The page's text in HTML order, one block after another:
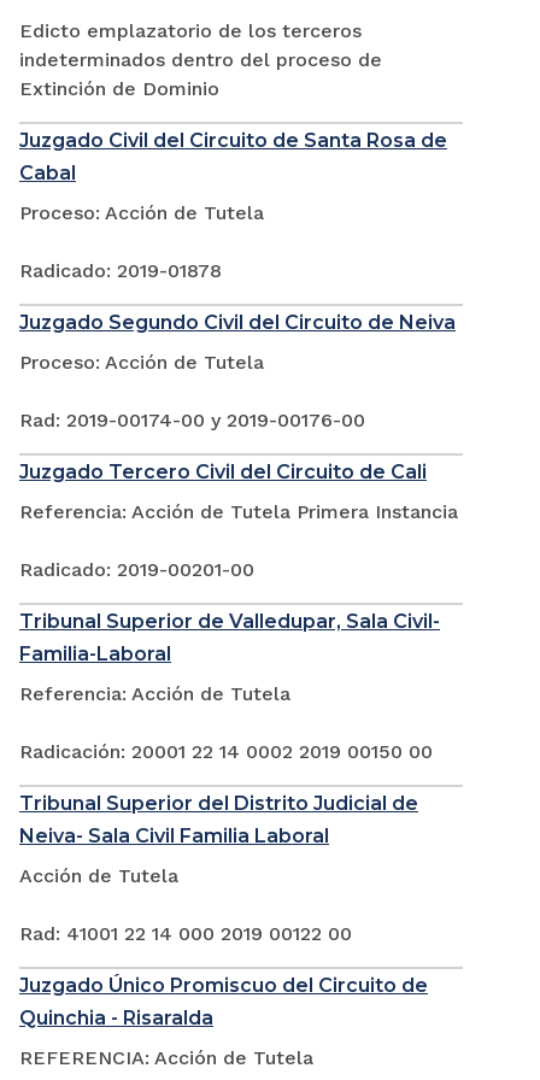
Edicto emplazatorio de los terceros
indeterminados dentro del proceso de
Extinción de Dominio
Juzgado Civil del Circuito de Santa Rosa de
Cabal
Proceso: Acción de Tutela
Radicado: 2019-01878
Juzgado Segundo Civil del Circuito de Neiva
Proceso: Acción de Tutela
Rad: 2019-00174-00 y 2019-00176-00
Juzgado Tercero Civil del Circuito de Cali
Referencia: Acción de Tutela Primera Instancia
Radicado: 2019-00201-00
Tribunal Superior de Valledupar, Sala Civil-
Familia-Laboral
Referencia: Acción de Tutela
Radicación: 20001 22 14 0002 2019 00150 00
Tribunal Superior del Distrito Judicial de
Neiva- Sala Civil Familia Laboral
Acción de Tutela
Rad: 41001 22 14 000 2019 00122 00
Juzgado Único Promiscuo del Circuito de
Quinchia - Risaralda
REFERENCIA: Acción de Tutela